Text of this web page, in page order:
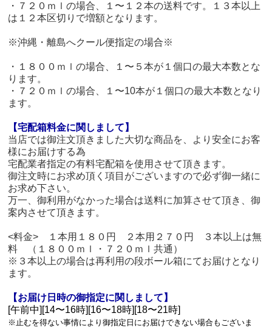
・７２０ｍｌの場合、１〜１２本の送料です。１３本以上
は１２本区切りで増額となります。
※沖縄・離島へクール便指定の場合※
・１８００ｍｌの場合、１〜５本が１個口の最大本数とな
ります。
・７２０ｍｌの場合、１〜10本が１個口の最大本数となり
ます。
【宅配箱料金に関しまして】
当店では御注文頂きました大切な商品を、より安全にお客
様にお届けする為
宅配業者指定の有料宅配箱を使用させて頂きます。
御注文時にお求め頂く項目がございますので必ず御一緒に
お求め下さい。
万一、御利用がなかった場合は送料に加算させて頂き、御
案内させて頂きます。
<料金> １本用１８０円 ２本用２７０円 ３本以上は無
料 （１８００ｍｌ・７２０ｍｌ共通）
※３本以上の場合は再利用の段ボール箱にてお届けとなり
ます。
【お届け日時の御指定に関しまして】
[午前中][14〜16時][16〜18時][18〜21時]
※止むを得ない事情により御指定日にお届けできない場合もございま